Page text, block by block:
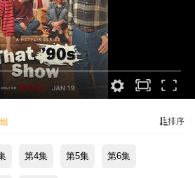
排序
第4集 第5集 第6集